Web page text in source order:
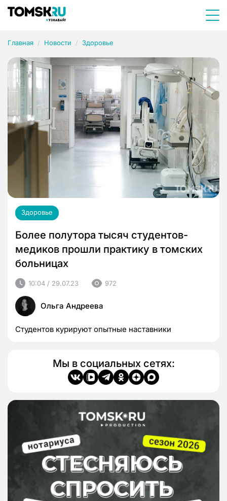
Главная Новости Здоровье
Здоровье
Более полутора тысяч студентов-
медиков прошли практику в томских
больницах
10:04 / 29.07.23 972
Ольга Андреева
Студентов курируют опытные наставники
Мы в социальных сетях: